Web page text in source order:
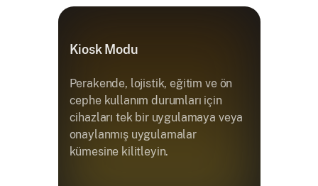
Kiosk Modu
Perakende, lojistik, eğitim ve ön
cephe kullanım durumları için
cihazları tek bir uygulamaya veya
onaylanmış uygulamalar
kümesine kilitleyin.